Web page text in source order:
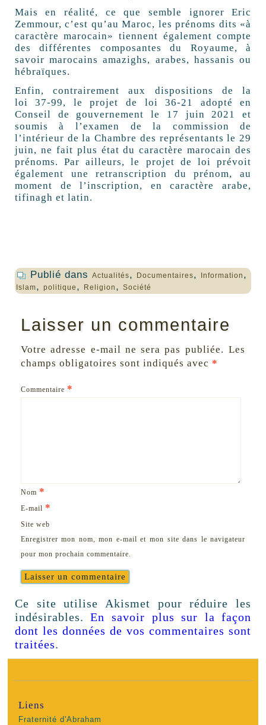
Mais en réalité, ce que semble ignorer Eric
Zemmour, c’est qu’au Maroc, les prénoms dits «à
caractère marocain» tiennent également compte
des différentes composantes du Royaume, à
savoir marocains amazighs, arabes, hassanis ou
hébraïques.
Enfin, contrairement aux dispositions de la
loi 37-99, le projet de loi 36-21 adopté en
Conseil de gouvernement le 17 juin 2021 et
soumis à l’examen de la commission de
l’intérieur de la Chambre des représentants le 29
juin, ne fait plus état du caractère marocain des
prénoms. Par ailleurs, le projet de loi prévoit
également une retranscription du prénom, au
moment de l’inscription, en caractère arabe,
tifinagh et latin.
Publié dans Actualités, Documentaires, Information ,
Islam, politique , Religion , Société
Laisser un commentaire
Votre adresse e-mail ne sera pas publiée. Les
champs obligatoires sont indiqués avec *
Commentaire *
Nom *
E-mail *
Site web
Enregistrer mon nom, mon e-mail et mon site dans le navigateur
pour mon prochain commentaire.
Ce site utilise Akismet pour réduire les
indésirables.En savoir plus sur la façon
dont les données de vos commentaires sont
traitées.
Liens
Fraternité d'Abraham